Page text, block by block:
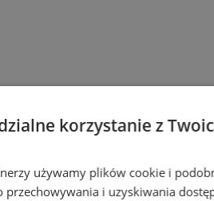
korzystanie z
używamy plików cookie i
przechowywania i uzyskiwania